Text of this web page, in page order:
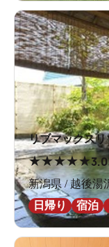
リブマックス
★★★★★3.0
新潟県 / 越後湯
日帰り
宿泊